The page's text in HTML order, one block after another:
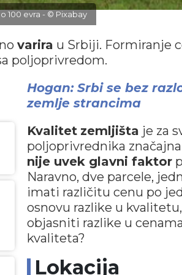
100 evra - © Pixabay
varira u Srbiji. Formiranje
poljoprivredom.
Hogan: Srbi se bez
zemlje strancima
Kvalitet zemljišta je za
poljoprivrednika
nije uvek glavni faktor
Naravno, dve parcele,
imati različitu cenu po
osnovu razlike u
objasniti razlike u
kvaliteta?
Lokacija